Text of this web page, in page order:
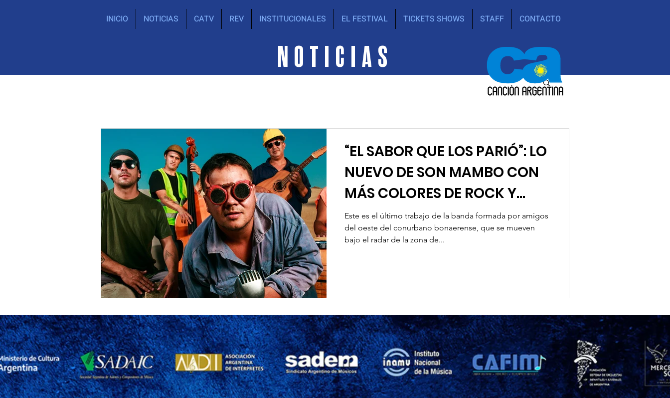
INICIO NOTICIAS CATV REV INSTITUCIONALES EL FESTIVAL TICKETS SHOWS STAFF CONTACTO
NOTICIAS
“EL SABOR QUE LOS PARIÓ”: LO
NUEVO DE SON MAMBO CON
MÁS COLORES DE ROCK Y
BLUES
Este es el último trabajo de la banda formada por amigos
del oeste del conurbano bonaerense, que se mueven
bajo el radar de la zona de...